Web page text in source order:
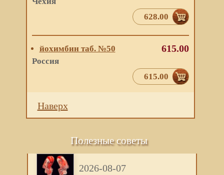
628.00
йохимбин таб. №50
Россия
615.00
615.00
Наверх
Полезные советы
2026-08-07